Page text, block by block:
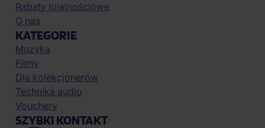
Rabaty lojalnościowe
O nas
KATEGORIE
Muzyka
Filmy
Dla kolekcjonerów
Technika audio
Vouchery
SZYBKI KONTAKT